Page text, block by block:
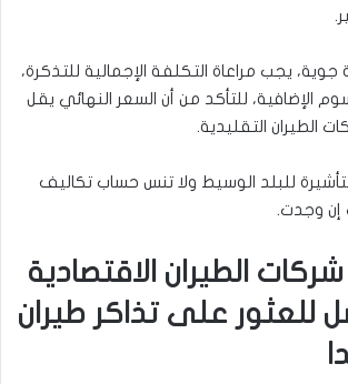
يجب مراعاة التكلفة الإجمالية للتذكرة،
الإضافية، للتأكد من أن السعر النهائي يقل
الطيران التقليدية.
للبلد الوسيط ولا تنس حساب تكاليف
إن وجدت.
شركات الطيران الاقتصادية
للعثور على تذاكر طيران